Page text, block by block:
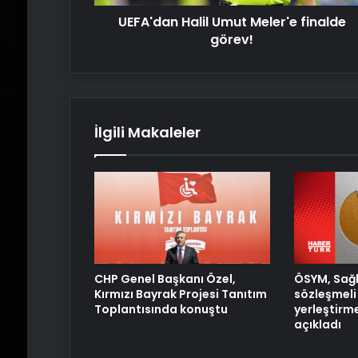
UEFA'dan Halil Umut Meler'e finalde
görev!
İlgili Makaleler
CHP Genel Başkanı Özel,
Kırmızı Bayrak Projesi Tanıtım
Toplantısında konuştu
ÖSYM,
açıkladı